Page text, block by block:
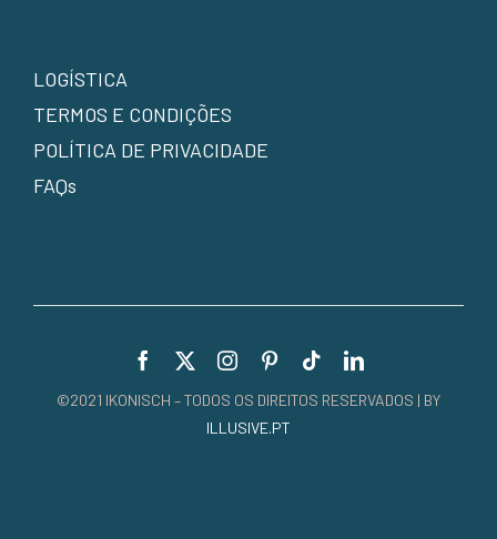
LOGÍSTICA
TERMOS E CONDIÇÕES
POLÍTICA DE PRIVACIDADE
FAQs
©2021 IKONISCH – TODOS OS DIREITOS RESERVADOS | BY
ILLUSIVE.PT